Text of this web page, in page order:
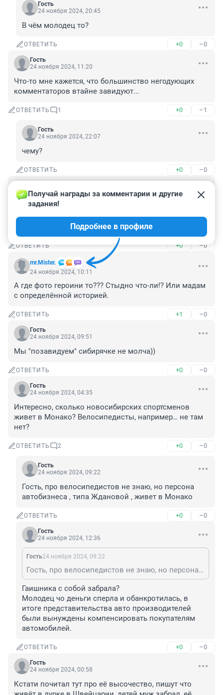
Гость
24 ноября 2024, 20:45
В чём молодец то?
ОТВЕТИТЬ +0 –0
Гость
24 ноября 2024, 11:20
Что-то мне кажется, что большинство негодующих
комментаторов втайне завидуют...
ОТВЕТИТЬ 1 +0 –1
Гость
24 ноября 2024, 22:07
чему?
ОТВЕТИТЬ +0 –0
24 ноября 2024, 10:32
Прямо больше ста тысяч за урок? И сто тысяч за один
поход в магазин за хлебом -молоком? Не верю. Там,
конечно, дорого, но не настолько
ОТВЕТИТЬ +0 –0
mr.Mister.
Получай награды за комментарии и другие
задания!
Подробнее в профиле
24 ноября 2024, 10:11
А где фото героини то??? Стыдно что-ли!? Или мадам
с определённой историей.
ОТВЕТИТЬ +1 –0
Гость
24 ноября 2024, 09:51
Мы "позавидуем" сибирячке не молча))
ОТВЕТИТЬ +0 –0
Гость
24 ноября 2024, 04:35
Интересно, сколько новосибирских спортсменов
живет в Монако? Велосипедисты, например… не там
нет?
ОТВЕТИТЬ 2 +0 –0
Гость
24 ноября 2024, 09:22
Гость, про велосипедистов не знаю, но персона
автобизнеса , типа Ждановой , живет в Монако
ОТВЕТИТЬ +0 –0
Гость
24 ноября 2024, 12:36
Гость24 ноября 2024, 09:22
Гость, про велосипедистов не знаю, но персона автобизнеса , типа Ждановой , живет в Монако
Гаишника с собой забрала?
Молодец чо деньги сперла и обанкротилась, в
итоге представительства авто производителей
были вынуждены компенсировать покупателям
автомобилей.
ОТВЕТИТЬ +0 –0
Гость
24 ноября 2024, 00:58
Кстати почитал тут про её высочество, пишут что